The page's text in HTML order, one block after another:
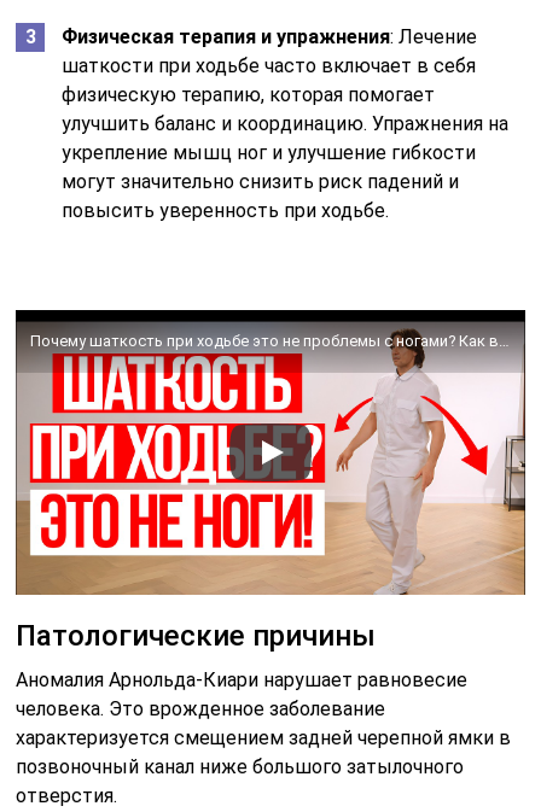
Физическая терапия и упражнения: Лечение
шаткости при ходьбе часто включает в себя
физическую терапию, которая помогает
улучшить баланс и координацию. Упражнения на
укрепление мышц ног и улучшение гибкости
могут значительно снизить риск падений и
повысить уверенность при ходьбе.
Почему шаткость при ходьбе это не проблемы с ногами? Как вернуть контроль над телом?
Патологические причины
Аномалия Арнольда-Киари нарушает равновесие
человека. Это врожденное заболевание
характеризуется смещением задней черепной ямки в
позвоночный канал ниже большого затылочного
отверстия.